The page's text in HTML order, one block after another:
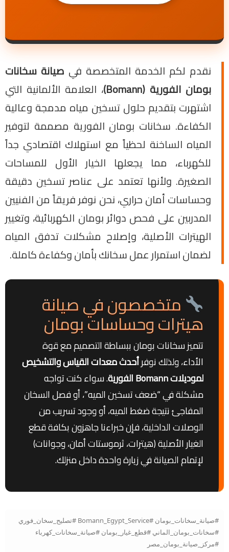
نقدم لكم الخدمة المتخصصة في صيانة سخانات
بومان الفورية (Bomann)
، العلامة الألمانية التي
اشتهرت بتقديم حلول تسخين مياه مدمجة وعالية
الكفاءة. سخانات بومان الفورية مصممة لتوفير
المياه الساخنة لحظياً مع استهلاك اقتصادي جداً
للكهرباء، مما يجعلها الخيار الأول للمساحات
الصغيرة. ولأنها تعتمد على عناصر تسخين دقيقة
وحساسات أمان حراري، نحن نوفر فريقاً من الفنيين
المدربين على فحص دوائر بومان الكهربائية، وتغيير
الهيترات الأصلية، وإصلاح مشكلات تدفق المياه
لضمان استمرار عمل سخانك بأمان وكفاءة كاملة.
متخصصون في صيانة
هيترات وحساسات بومان
تتميز سخانات بومان ببساطة التصميم مع قوة
الأداء، ولذلك نوفرأحدث معدات القياس والتشخيص
لموديلات Bomann الفورية
. سواء كنت تواجه
مشكلة في “ضعف تسخين الميه”، أو فصل السخان
المفاجئ نتيجة ضغط الميه، أو وجود تسريب من
الوصلات الداخلية، فإن خبراءنا جاهزون بكافة قطع
الغيار الأصلية (هيترات، ثرموستات أمان، وجوانات)
لإتمام الصيانة في زيارة واحدة داخل منزلك.
#صيانة_سخانات_بومان #Bomann_Egypt_Service #تصليح_سخان_فوري
#سخانات_بومان_الماني #قطع_غيار_بومان #صيانة_سخانات_كهرباء
#مركز_صيانة_بومان_مصر